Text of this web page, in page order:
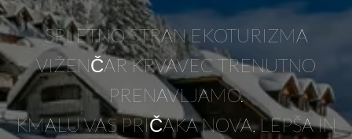
SPLETNO STRAN EKOTURIZMA
VIŽENČAR KRVAVEC TRENUTNO
PRENAVLJAMO.
KMALU VAS PRIČAKA NOVA, LEPŠA IN